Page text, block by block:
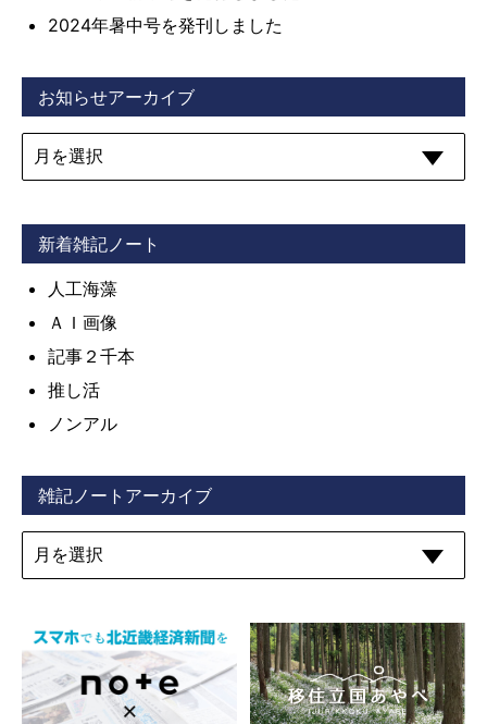
2024年暑中号を発刊しました
お知らせアーカイブ
新着雑記ノート
人工海藻
ＡＩ画像
記事２千本
推し活
ノンアル
雑記ノートアーカイブ